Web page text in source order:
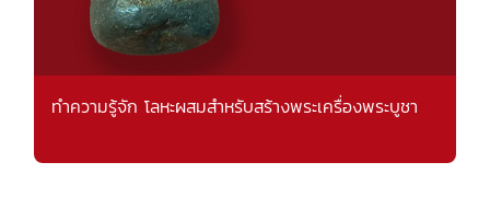
ทำความรู้จัก โลหะผสมสำหรับสร้างพระเครื่องพระบูชา